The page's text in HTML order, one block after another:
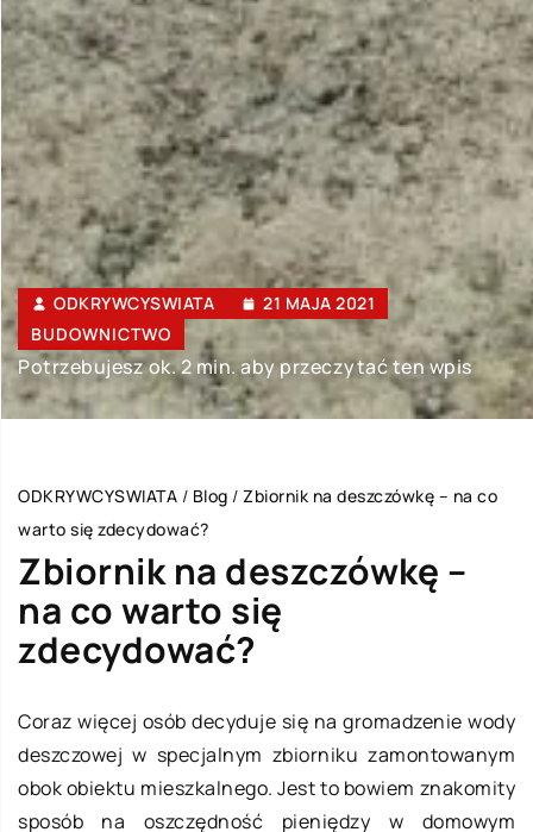
ODKRYWCYSWIATA
21 MAJA 2021
BUDOWNICTWO
Potrzebujesz ok. 2 min. aby przeczytać ten wpis
ODKRYWCYSWIATA / Blog / Zbiornik na deszczówkę – na co
warto się zdecydować?
Zbiornik na deszczówkę –
na co warto się
zdecydować?
Coraz więcej osób decyduje się na gromadzenie wody
deszczowej w specjalnym zbiorniku zamontowanym
obok obiektu mieszkalnego. Jest to bowiem znakomity
sposób na oszczędność pieniędzy w domowym